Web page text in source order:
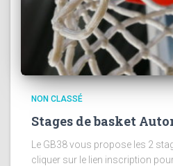
NON CLASSÉ
Stages de basket
Le GB38 vous propose les 2
cliquer sur le lien inscription